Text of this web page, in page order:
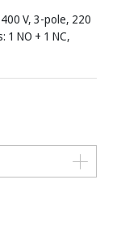
V, 3-pole, 220
1 NO + 1 NC,